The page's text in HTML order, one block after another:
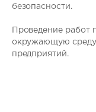
безопасности.
Проведение работ
окружающую
предприятий.